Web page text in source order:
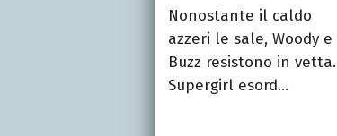
Nonostante il caldo
azzeri le sale, Woody e
Buzz resistono in vetta.
Supergirl esord...